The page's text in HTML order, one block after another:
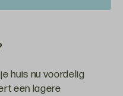
huis nu voordelig
een lagere